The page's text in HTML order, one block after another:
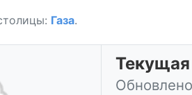
Газа.
Текущая